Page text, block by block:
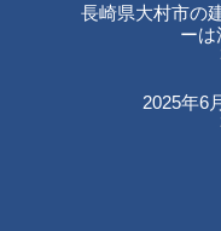
長崎県大村市の
ーは
2025年6